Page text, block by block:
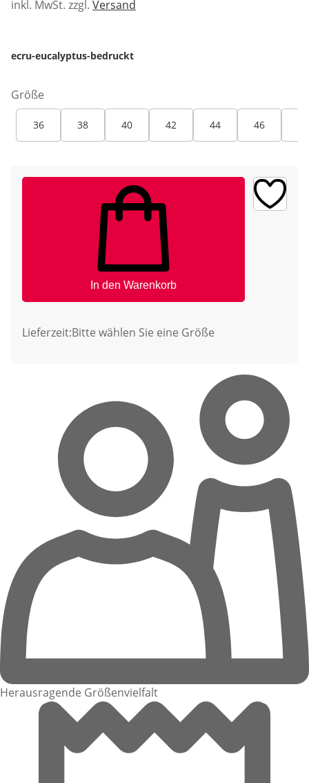
inkl. MwSt. zzgl. Versand
ecru-eucalyptus-bedruckt
Größe
36 38 40 42 44 46
In den Warenkorb
Lieferzeit:Bitte wählen Sie eine Größe
Herausragende Größenvielfalt